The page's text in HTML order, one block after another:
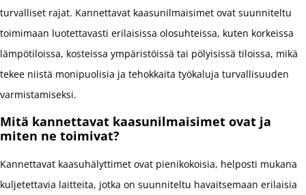
turvalliset rajat. Kannettavat kaasunilmaisimet ovat suunniteltu
toimimaan luotettavasti erilaisissa olosuhteissa, kuten korkeissa
lämpötiloissa, kosteissa ympäristöissä tai pölyisissä tiloissa, mikä
tekee niistä monipuolisia ja tehokkaita työkaluja turvallisuuden
varmistamiseksi.
Mitä kannettavat kaasunilmaisimet ovat ja
miten ne toimivat?
Kannettavat kaasuhälyttimet ovat pienikokoisia, helposti mukana
kuljetettavia laitteita, jotka on suunniteltu havaitsemaan erilaisia